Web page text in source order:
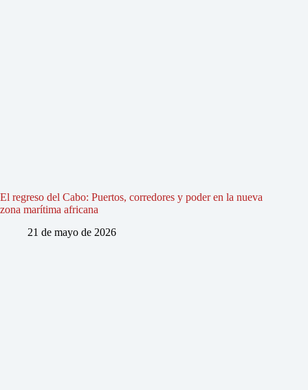
El regreso del Cabo: Puertos, corredores y poder en la nueva
zona marítima africana
21 de mayo de 2026